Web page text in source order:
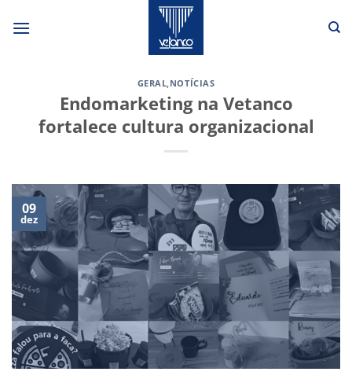
GERAL,NOTÍCIAS
Endomarketing na Vetanco
fortalece cultura organizacional
09
dez